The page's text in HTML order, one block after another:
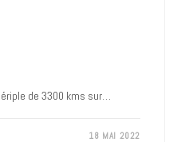
de 3300 kms sur…
18 MAI 2022